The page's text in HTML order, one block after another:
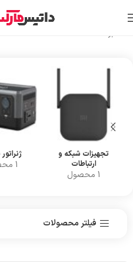
برندها
تجهیزات شبکه و
ارتباطات
1 محصول
1 محصول
فیلتر محصولات